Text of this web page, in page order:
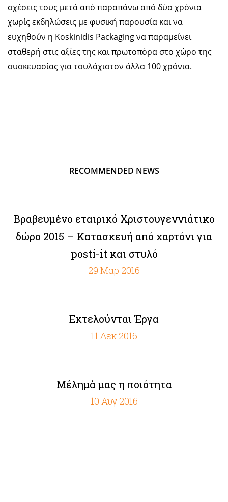
σχέσεις τους μετά από παραπάνω από δύο χρόνια
χωρίς εκδηλώσεις με φυσική παρουσία και να
ευχηθούν η Koskinidis Packaging να παραμείνει
σταθερή στις αξίες της και πρωτοπόρα στο χώρο της
συσκευασίας για τουλάχιστον άλλα 100 χρόνια.
RECOMMENDED NEWS
Bραβευμένο εταιρικό Χριστουγεννιάτικο
δώρο 2015 – Κατασκευή από χαρτόνι για
posti-it και στυλό
29 Μαρ 2016
Εκτελούνται Έργα
11 Δεκ 2016
Μέλημά μας η ποιότητα
10 Αυγ 2016